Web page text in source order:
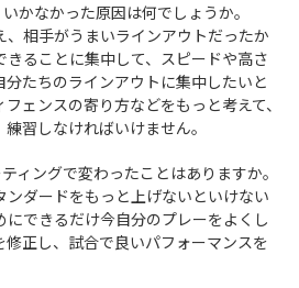
かなかった原因は何でしょうか。
相手がうまいラインアウトだったか
きることに集中して、スピードや高さ
たちのラインアウトに集中したいと
ェンスの寄り方などをもっと考えて、
習しなければいけません。
ィングで変わったことはありますか。
ダードをもっと上げないといけない
にできるだけ今自分のプレーをよくし
正し、試合で良いパフォーマンスを